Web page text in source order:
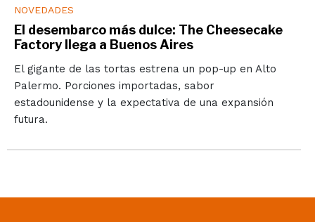
NOVEDADES
El desembarco más dulce: The Cheesecake
Factory llega a Buenos Aires
El gigante de las tortas estrena un pop-up en Alto
Palermo. Porciones importadas, sabor
estadounidense y la expectativa de una expansión
futura.